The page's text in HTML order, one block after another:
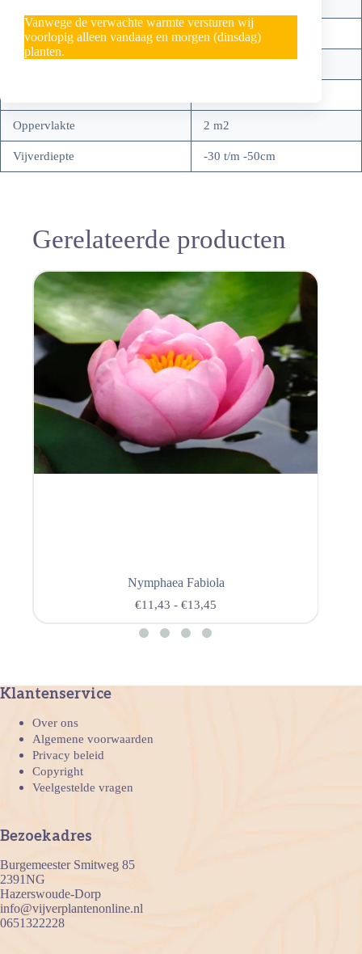
Vanwege de verwachte warmte versturen wij
voorlopig alleen vandaag en morgen (dinsdag)
planten.
Standplaats Zon/halfzon
Bloeitijd juli – september
Oppervlakte 2 m2
Vijverdiepte -30 t/m -50cm
Gerelateerde producten
Nymphaea Fabiola
€11,43 -€13,45
Klantenservice
Over ons
Algemene voorwaarden
Privacy beleid
Copyright
Veelgestelde vragen
Bezoekadres
Burgemeester Smitweg 85
2391NG
Hazerswoude-Dorp
info@vijverplantenonline.nl
0651322228